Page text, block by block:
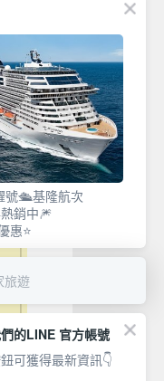
號🛳️基隆航次
銷中🎆
惠⭐
旅遊
的LINE 官方帳號
可獲得最新資訊👇